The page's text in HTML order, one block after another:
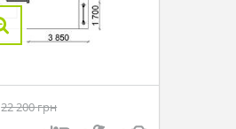
22 200грн